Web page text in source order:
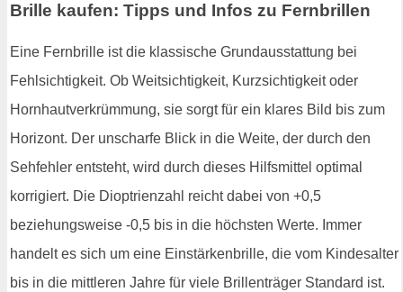
Brille kaufen: Tipps und Infos zu Fernbrillen
Eine Fernbrille ist die klassische Grundausstattung bei
Fehlsichtigkeit. Ob Weitsichtigkeit, Kurzsichtigkeit oder
Hornhautverkrümmung, sie sorgt für ein klares Bild bis zum
Horizont. Der unscharfe Blick in die Weite, der durch den
Sehfehler entsteht, wird durch dieses Hilfsmittel optimal
korrigiert. Die Dioptrienzahl reicht dabei von +0,5
beziehungsweise -0,5 bis in die höchsten Werte. Immer
handelt es sich um eine Einstärkenbrille, die vom Kindesalter
bis in die mittleren Jahre für viele Brillenträger Standard ist.